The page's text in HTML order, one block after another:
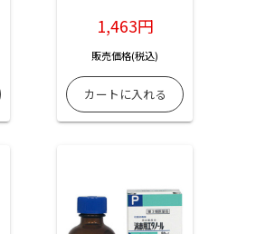
島・沖縄は船便とな
ります】
1,463円
販売価格(税込)